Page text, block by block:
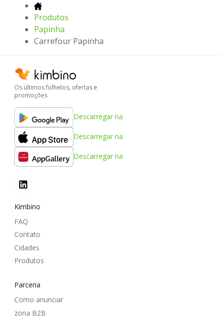
Produtos
Papinha
Carrefour Papinha
Os últimos folhetos, ofertas e
promoções
Descarregar na
Descarregar na
Descarregar na
Kimbino
FAQ
Contato
Cidades
Produtos
Parceria
Como anunciar
zona B2B